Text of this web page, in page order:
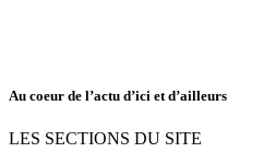
Au coeur de l’actu d’ici et d’ailleurs
LES SECTIONS DU SITE